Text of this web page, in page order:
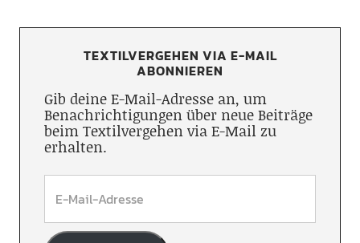
TEXTILVERGEHEN VIA E-MAIL
ABONNIEREN
Gib deine E-Mail-Adresse an, um
Benachrichtigungen über neue Beiträge
beim Textilvergehen via E-Mail zu
erhalten.